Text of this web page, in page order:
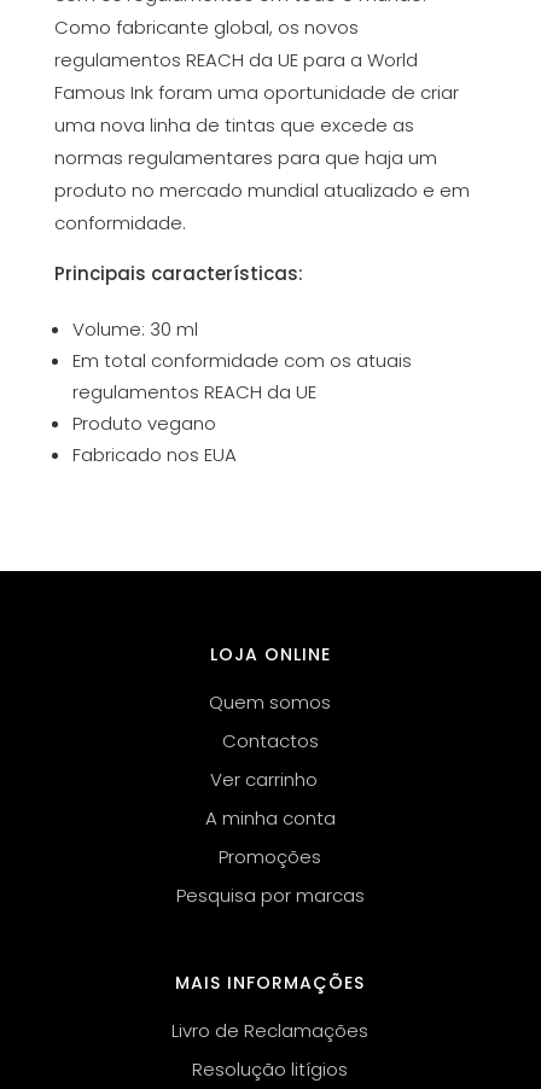
Como fabricante global, os novos
regulamentos REACH da UE para a World
Famous Ink foram uma oportunidade de criar
uma nova linha de tintas que excede as
normas regulamentares para que haja um
produto no mercado mundial atualizado e em
conformidade.
Principais características:
Volume: 30 ml
Em total conformidade com os atuais
regulamentos REACH da UE
Produto vegano
Fabricado nos EUA
LOJA ONLINE
Quem somos
Contactos
Ver carrinho
A minha conta
Promoções
Pesquisa por marcas
MAIS INFORMAÇÕES
Livro de Reclamações
Resolução litígios